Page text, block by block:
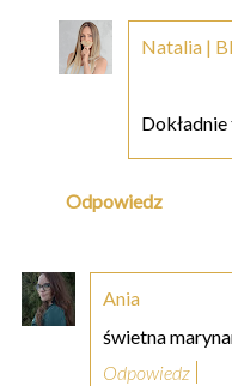
Natalia |
Odpowiedz
Ania
świetna
Odpowiedz